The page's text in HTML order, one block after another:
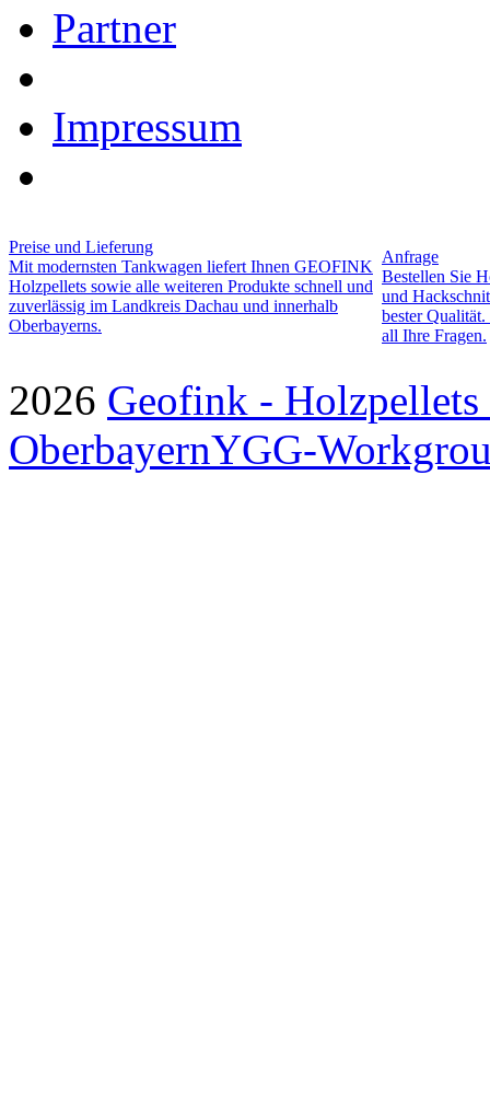
Partner
Impressum
Preise und Lieferung
Mit modernsten Tankwagen liefert Ihnen GEOFINK
Holzpellets sowie alle weiteren Produkte schnell und
zuverlässig im Landkreis Dachau und innerhalb
Oberbayerns.
Anfrage
Bestellen Sie
und
bester
all Ihre Fragen.
2026 Geofink -
OberbayernYGG-